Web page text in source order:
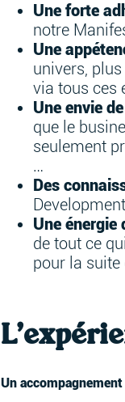
Une forte
notre
Une
univers,
via tous ces
Une envie
que le
seulement
…
Des
Une énergie
de tout ce
pour la suite
Un